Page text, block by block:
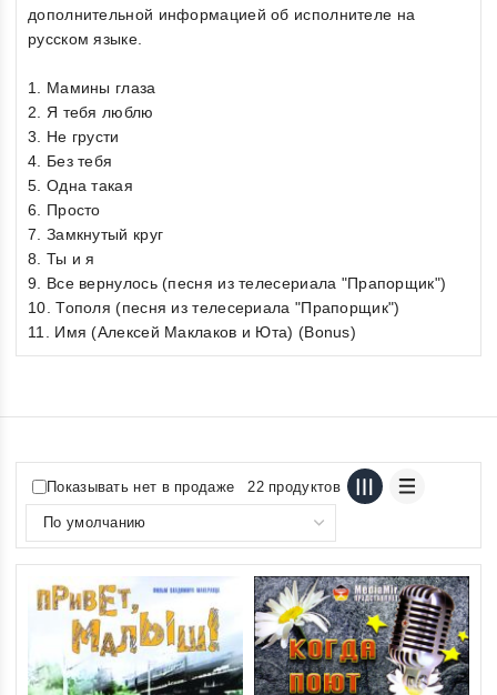
дополнительной информацией об исполнителе на
русском языке.
1. Мамины глаза
2. Я тебя люблю
3. Не грусти
4. Без тебя
5. Одна такая
6. Просто
7. Замкнутый круг
8. Ты и я
9. Все вернулось (песня из телесериала "Прапорщик")
10. Тополя (песня из телесериала "Прапорщик")
11. Имя (Алексей Маклаков и Юта) (Bonus)
Показывать нет в продаже 22 продуктов